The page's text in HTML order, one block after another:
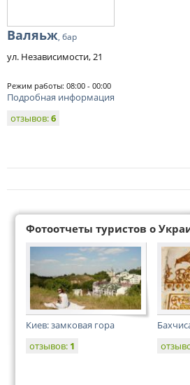
Валяьж, бар
ул. Независимости, 21
Режим работы: 08:00 - 00:00
Подробная информация
отзывов:6
Фотоотчеты туристов о
Киев: замковая гора
отзывов: 1